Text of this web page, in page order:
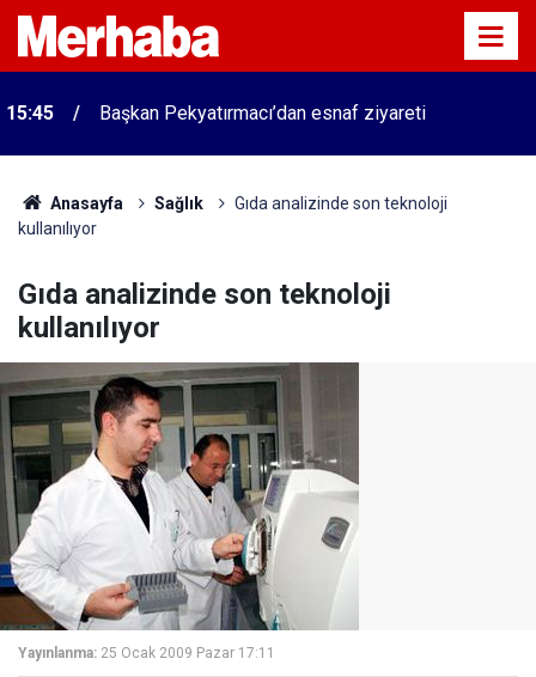
15:45 Başkan Pekyatırmacı’dan esnaf ziyareti
Anasayfa Sağlık
Gıda analizinde son teknoloji
kullanılıyor
Gıda analizinde son teknoloji
kullanılıyor
Yayınlanma: 25 Ocak 2009 Pazar 17:11